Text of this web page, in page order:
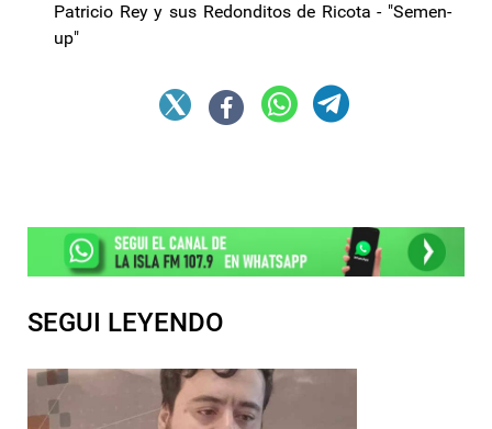
Patricio Rey y sus Redonditos de Ricota - "Semen-
up"
SEGUI LEYENDO